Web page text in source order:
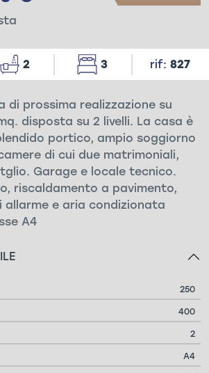
2 3 rif: 827
di prossima realizzazione su
disposta su 2 livelli. La casa è
portico, ampio soggiorno
di cui due matrimoniali,
Garage e locale tecnico.
riscaldamento a pavimento,
allarme e aria condizionata
A4
250
400
2
A4